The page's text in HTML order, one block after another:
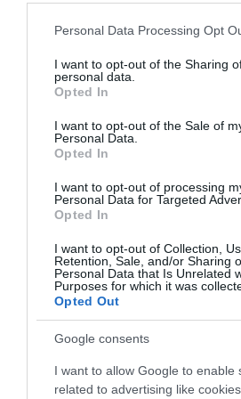
Please note that this website/app
not limited to your visit or usage
grant or deny consent to Google and
use your data for below specified
consent section.
Personal Data Processing Opt
I want to opt-out of the Sharing
personal data.
Opted In
I want to opt-out of the Sale of
Personal Data.
Opted In
I want to opt-out of processing
Personal Data for Targeted
Opted In
I want to opt-out of Collection,
Retention, Sale, and/or Sharing
Personal Data that Is Unrelated
Purposes for which it was
Opted Out
Google consents
I want to allow Google to enable
related to advertising like
Συνέχισε με νίκη η
Γιάντσουκ
Η Ουκρανία νίκησε το Ιράν για το
15.07.2026 ΒΟΛΕΪ ΑΝΔΡΩΝ